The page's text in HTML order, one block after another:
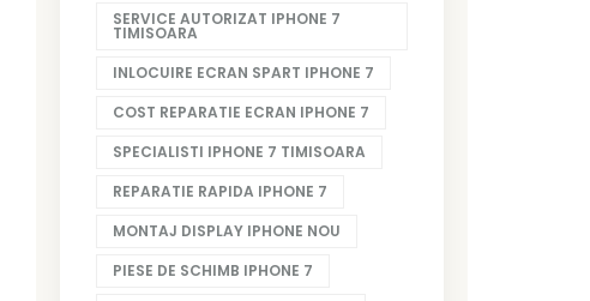
SERVICE AUTORIZAT IPHONE 7
TIMISOARA
INLOCUIRE ECRAN SPART IPHONE 7
COST REPARATIE ECRAN IPHONE 7
SPECIALISTI IPHONE 7 TIMISOARA
REPARATIE RAPIDA IPHONE 7
MONTAJ DISPLAY IPHONE NOU
PIESE DE SCHIMB IPHONE 7